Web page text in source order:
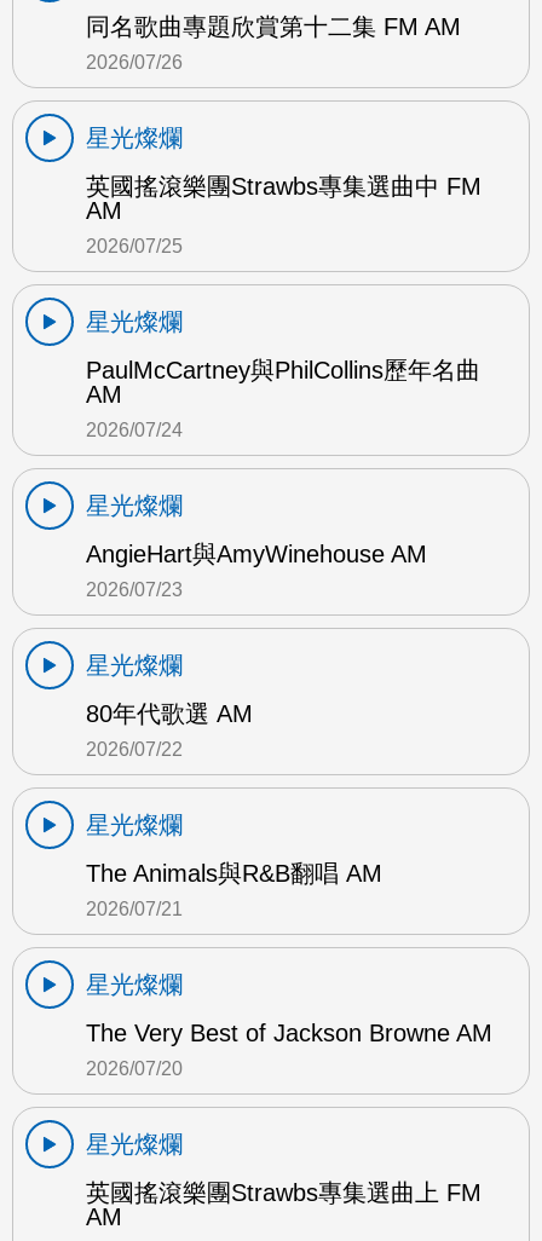
同名歌曲專題欣賞第十二集 FM AM
2026/07/26
星光燦爛
英國搖滾樂團Strawbs專集選曲中 FM
AM
2026/07/25
星光燦爛
PaulMcCartney與PhilCollins歷年名曲
AM
2026/07/24
星光燦爛
AngieHart與AmyWinehouse AM
2026/07/23
星光燦爛
80年代歌選 AM
2026/07/22
星光燦爛
The Animals與R&B翻唱 AM
2026/07/21
星光燦爛
The Very Best of Jackson Browne AM
2026/07/20
星光燦爛
英國搖滾樂團Strawbs專集選曲上 FM
AM